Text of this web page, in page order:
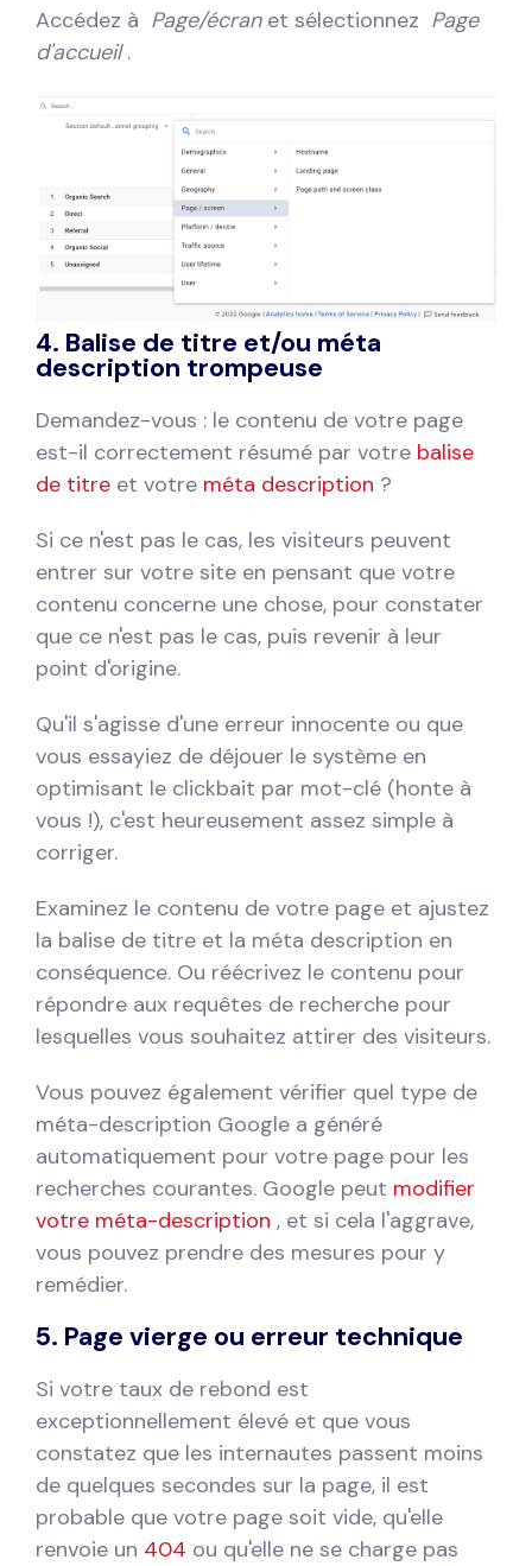
Accédez à Page/écranet sélectionnez Page
d'accueil.
4. Balise de titre et/ou méta
description trompeuse
Demandez-vous : le contenu de votre page
est-il correctement résumé par votre balise
de titre et votre méta description ?
Si ce n'est pas le cas, les visiteurs peuvent
entrer sur votre site en pensant que votre
contenu concerne une chose, pour constater
que ce n'est pas le cas, puis revenir à leur
point d'origine.
Qu'il s'agisse d'une erreur innocente ou que
vous essayiez de déjouer le système en
optimisant le clickbait par mot-clé (honte à
vous !), c'est heureusement assez simple à
corriger.
Examinez le contenu de votre page et ajustez
la balise de titre et la méta description en
conséquence. Ou réécrivez le contenu pour
répondre aux requêtes de recherche pour
lesquelles vous souhaitez attirer des visiteurs.
Vous pouvez également vérifier quel type de
méta-description Google a généré
automatiquement pour votre page pour les
recherches courantes. Google peut modifier
votre méta-description , et si cela l'aggrave,
vous pouvez prendre des mesures pour y
remédier.
5. Page vierge ou erreur technique
Si votre taux de rebond est
exceptionnellement élevé et que vous
constatez que les internautes passent moins
de quelques secondes sur la page, il est
probable que votre page soit vide, qu'elle
renvoie un 404 ou qu'elle ne se charge pas